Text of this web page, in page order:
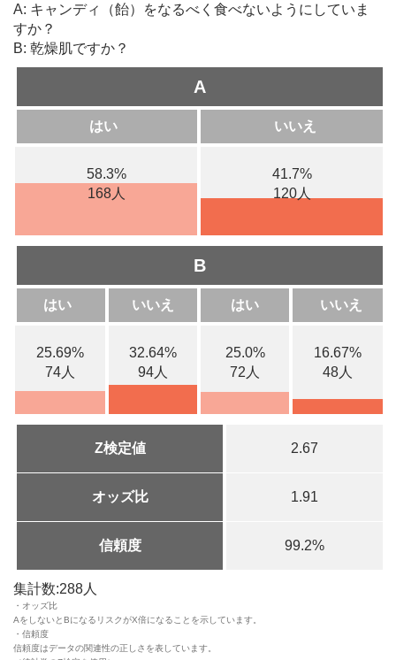
A: キャンディ（飴）をなるべく食べないようにしていま
すか？
B: 乾燥肌ですか？
A
はい いいえ
58.3%
168人
41.7%
120人
B
はい いいえ はい いいえ
25.69%
74人
32.64%
94人
25.0%
72人
16.67%
48人
Z検定値 2.67
オッズ比 1.91
信頼度 99.2%
集計数:288人
・オッズ比
AをしないとBになるリスクがX倍になることを示しています。
・信頼度
信頼度はデータの関連性の正しさを表しています。